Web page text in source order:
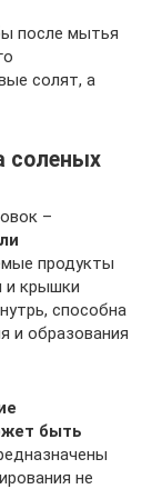
после мытья
солят, а
соленых
–
продукты
крышки
способна
и образования
быть
не